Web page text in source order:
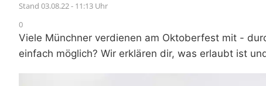
Stand 03.08.22 - 11:13 Uhr
0
Viele Münchner verdienen am Oktoberfest mit -
einfach möglich? Wir erklären dir, was erlaubt ist